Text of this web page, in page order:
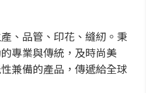
、品管、印花、縫紉。秉
專業與傳統，及時尚美
兼備的產品，傳遞給全球